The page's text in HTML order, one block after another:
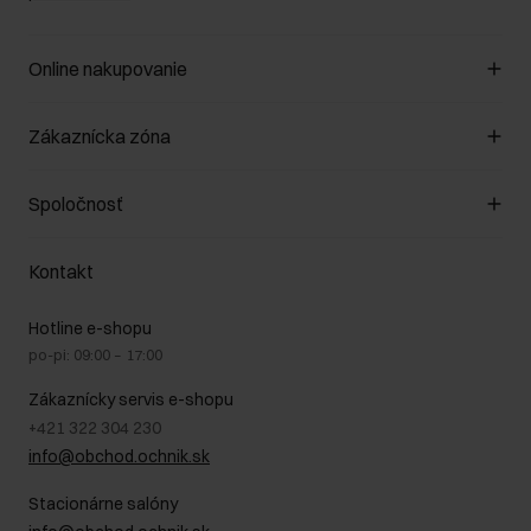
Online nakupovanie
Spravovať súbory cookie
Spôsob platby
Vrátenie
Zákaznícka zóna
Zákazníky klub
Pravidlá propagácie
Starostlivosť o kožu
Bezpečné nakupovanie
Blog
Najčastejšie kladené otázky (FAQ)
Spoločnosť
O nás
GDPR - Zásady ochrany osobných údajov
Právne informácie
Kontakt
Hotline e-shopu
po-pi: 09:00 – 17:00
Zákaznícky servis e-shopu
+421 322 304 230
info@obchod.ochnik.sk
Stacionárne salóny